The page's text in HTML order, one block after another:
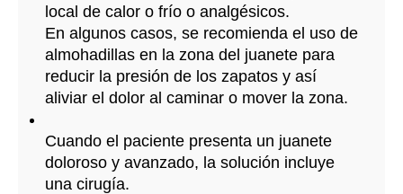
local de calor o frío o analgésicos.
En algunos casos, se recomienda el uso de
almohadillas en la zona del juanete para
reducir la presión de los zapatos y así
aliviar el dolor al caminar o mover la zona.
Cuando el paciente presenta un juanete
doloroso y avanzado, la solución incluye
una cirugía.